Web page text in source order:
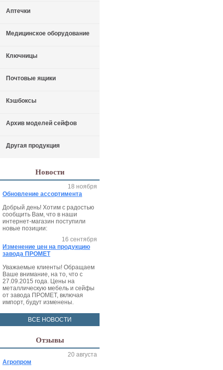
Аптечки
Медицинское оборудование
Ключницы
Почтовые ящики
Кэшбоксы
Архив моделей сейфов
Другая продукция
Новости
Обновление ассортимента
18 ноября
Добрый день! Хотим с радостью
сообщить Вам, что в наши
интернет-магазин поступили
новые позиции:
Изменение цен на продукцию
завода ПРОМЕТ
16 сентября
Уважаемые клиенты! Обращаем
Ваше внимание, на то, что с
27.09.2015 года. Цены на
металлическую мебель и сейфы
от завода ПРОМЕТ, включая
импорт, будут изменены.
ВСЕ НОВОСТИ
Отзывы
Агропром
20 августа